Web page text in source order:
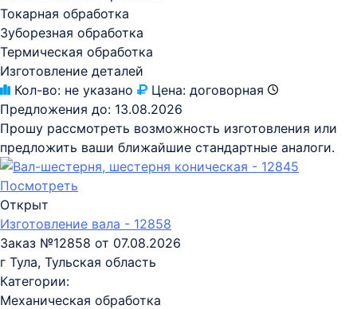
Токарная обработка
Зуборезная обработка
Термическая обработка
Изготовление деталей
Кол-во: не указано Цена: договорная
Предложения до: 13.08.2026
Прошу рассмотреть возможность изготовления или
предложить ваши ближайшие стандартные аналоги.
Посмотреть
Открыт
Изготовление вала - 12858
Заказ №12858 от 07.08.2026
г Тула, Тульская область
Категории:
Механическая обработка